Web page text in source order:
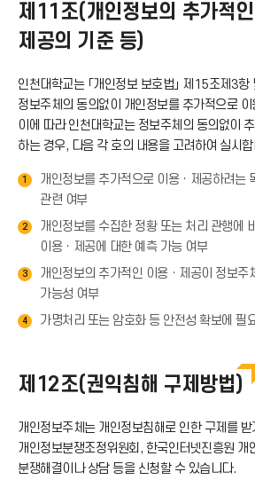
가
아
제11조(개인정보의 추가적인
제공의 기준 등)
인천대학교는 「개인정보 보호법」 제15조제3
정보주체의 동의없이 개인정보를 추가적으로
이에 따라 인천대학교는 정보주체의 동의없이
하는 경우, 다음 각 호의 내용을 고려하여 실시
1
개인정보를 추가적으로 이용ㆍ제공하려는
관련 여부
2
개인정보를 수집한 정황 또는 처리 관행에
이용ㆍ제공에 대한 예측 가능 여부
3
개인정보의 추가적인 이용ㆍ제공이 정보주
가능성 여부
4 가명처리 또는 암호화 등 안전성 확보에 필
제12조(권익침해 구제방법)
개인정보주체는 개인정보침해로 인한 구제를 받
개인정보분쟁조정위원회, 한국인터넷진흥원 개
분쟁해결이나 상담 등을 신청할 수 있습니다.